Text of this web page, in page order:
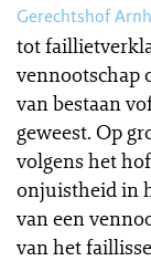
Gerechtshof
tot
vennootschap
van bestaan
geweest. Op
volgens het
onjuistheid in
van een
van het